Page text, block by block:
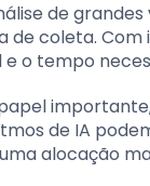
de
coleta. Com
o tempo
de IA
alocação